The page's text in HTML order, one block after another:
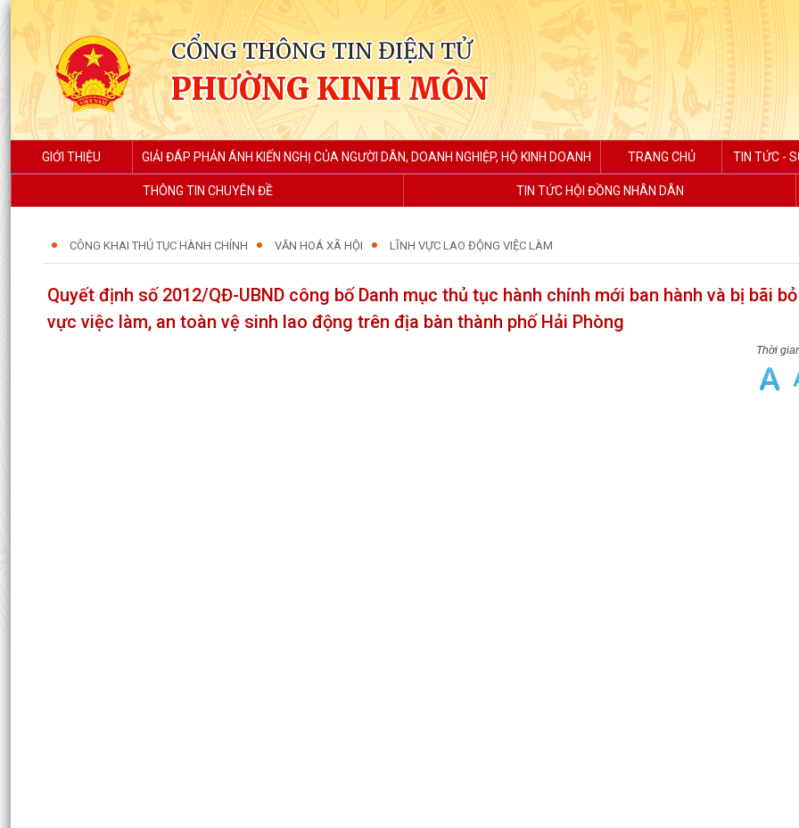
CỔNG THÔNG TIN ĐIỆN TỬ
PHƯỜNG KINH MÔN
GIỚI THIỆU GIẢI ĐÁP PHẢN ÁNH KIẾN NGHỊ CỦA NGƯỜI DÂN, DOANH NGHIỆP, HỘ KINH DOANH TRANG CHỦ TIN TỨC -
THÔNG TIN CHUYÊN ĐỀ TIN TỨC HỘI ĐỒNG NHÂN DÂN
CÔNG KHAI THỦ TỤC HÀNH CHÍNH VĂN HOÁ XÃ HỘI LĨNH VỰC LAO ĐỘNG VIỆC LÀM
Quyết định số 2012/QĐ-UBND công bố Danh mục thủ tục hành chính mới ban hành và bị bãi
vực việc làm, an toàn vệ sinh lao động trên địa bàn thành phố Hải Phòng